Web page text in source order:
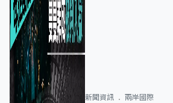
新聞資訊 兩岸國際